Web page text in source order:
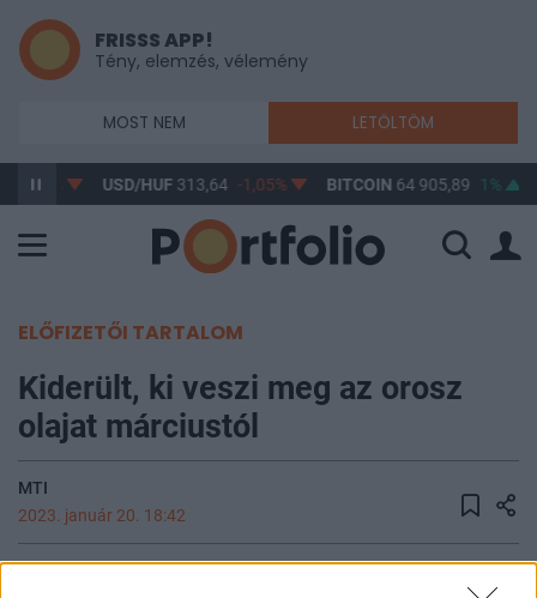
FRISSS APP!
Tény, elemzés, vélemény
MOST NEM LETÖLTÖM
-0,7% USD/HUF313,64 -1,05% BITCOIN64 905,89 1%
ELŐFIZETŐI TARTALOM
Kiderült, ki veszi meg az orosz
olajat márciustól
MTI
2023. január 20. 18:42